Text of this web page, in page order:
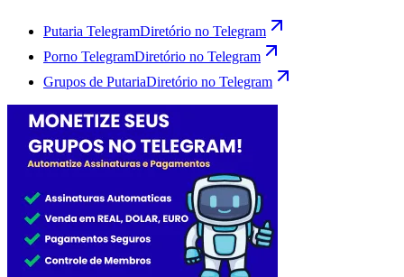
Putaria TelegramDiretório no Telegram
Porno TelegramDiretório no Telegram
Grupos de PutariaDiretório no Telegram